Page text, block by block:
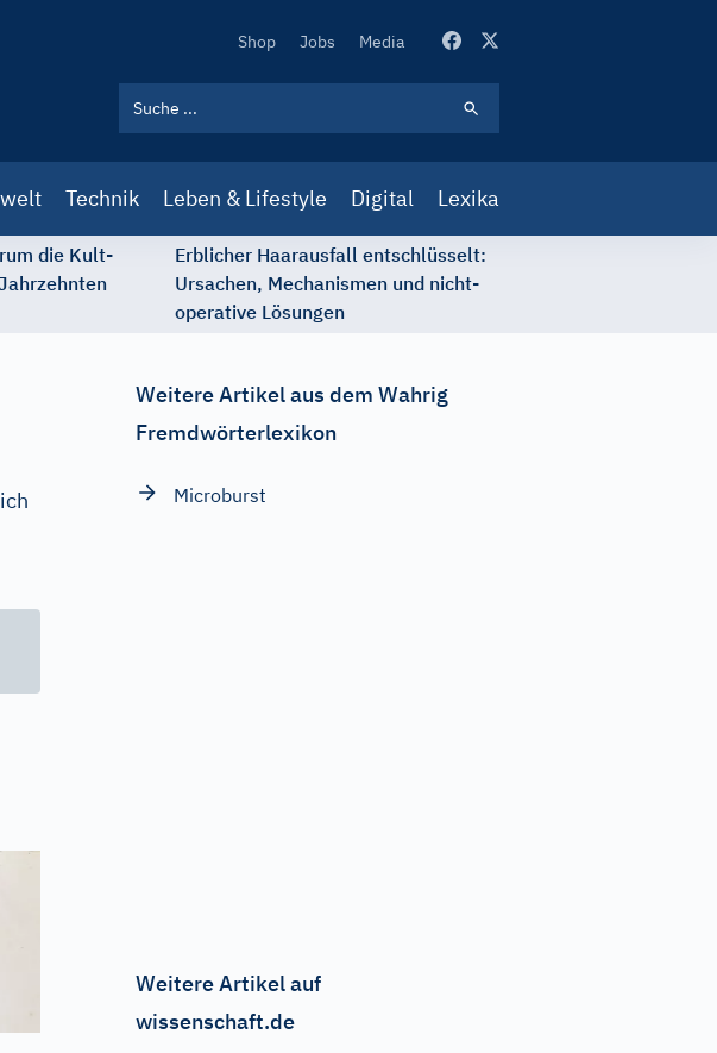
Secondary
Shop Jobs Media
Technik Leben & Lifestyle Digital Lexika
die Kult-
Erblicher Haarausfall entschlüsselt:
Ursachen, Mechanismen und nicht-
operative Lösungen
Weitere Artikel aus dem Wahrig
Fremdwörterlexikon
Microburst
Weitere Artikel auf
wissenschaft.de